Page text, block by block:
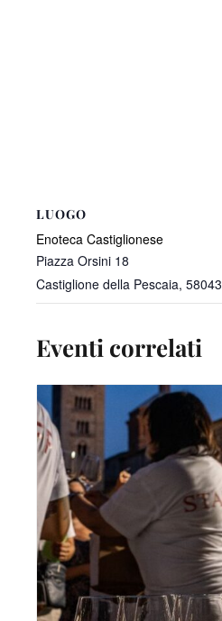
LUOGO
Enoteca Castiglionese
Piazza Orsini 18
Castiglione della Pescaia, 58043
Eventi correlati